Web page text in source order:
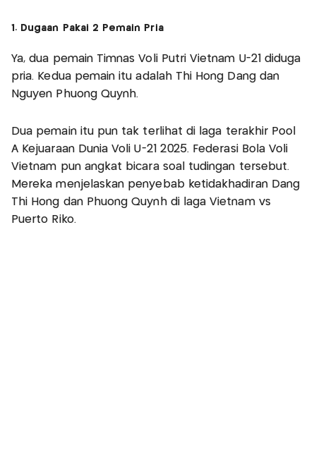
1. Dugaan Pakai 2 Pemain Pria
Ya, dua pemain Timnas Voli Putri Vietnam U-21 diduga
pria. Kedua pemain itu adalah Thi Hong Dang dan
Nguyen Phuong Quynh.
Dua pemain itu pun tak terlihat di laga terakhir Pool
A Kejuaraan Dunia Voli U-21 2025. Federasi Bola Voli
Vietnam pun angkat bicara soal tudingan tersebut.
Mereka menjelaskan penyebab ketidakhadiran Dang
Thi Hong dan Phuong Quynh di laga Vietnam vs
Puerto Riko.